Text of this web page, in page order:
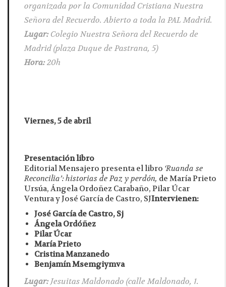
organizada por la Comunidad Cristiana Nuestra
Señora del Recuerdo. Abierto a toda la PAL Madrid.
Lugar:Colegio Nuestra Señora del Recuerdo de
Madrid (plaza Duque de Pastrana, 5)
Hora:20h
Viernes, 5 de abril
Presentación libro
Editorial Mensajero presenta el libro ‘Ruanda se
Reconcilia’: historias de Paz y perdón, de María Prieto
Ursúa, Ángela Ordoñez Carabaño, Pilar Úcar
Ventura y José García de Castro, SJIntervienen:
José García de Castro, Sj
Ángela Ordóñez
Pilar Úcar
María Prieto
Cristina Manzanedo
Benjamín Msemgiymva
Lugar:Jesuitas Maldonado (calle Maldonado, 1.